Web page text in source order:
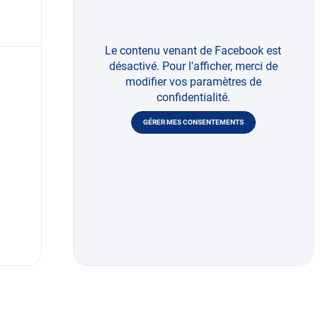
Le contenu venant de Facebook est
désactivé. Pour l'afficher, merci de
modifier vos paramètres de
confidentialité.
GÉRER MES CONSENTEMENTS